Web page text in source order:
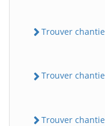
Trouver
Trouver
Trouver